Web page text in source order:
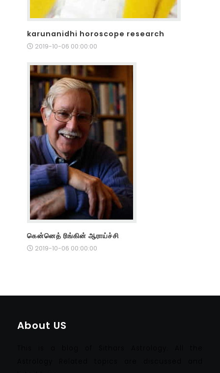
karunanidhi horoscope research
2019-10-06 00:00:00
கென்னெத் ரிங்கின் ஆராய்ச்சி
2019-10-06 00:00:00
About US